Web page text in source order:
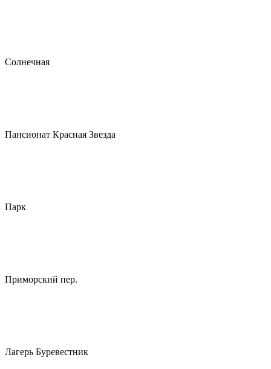
Солнечная
Пансионат Красная Звезда
Парк
Приморский пер.
Лагерь Буревестник